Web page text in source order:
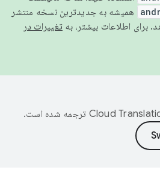
همیشه به جدیدترین نسخه منتشر
تغییرات در
ترجمه شده است.